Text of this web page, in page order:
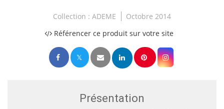
Collection : ADEME
Octobre 2014
Référencer ce produit sur votre site
Présentation